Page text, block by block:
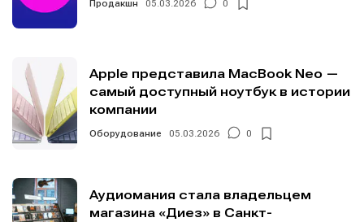
Продакшн 05.03.2026 0
Apple представила MacBook Neo —
самый доступный ноутбук в истории
компании
Оборудование 05.03.2026 0
Аудиомания стала владельцем
магазина «Диез» в Санкт-